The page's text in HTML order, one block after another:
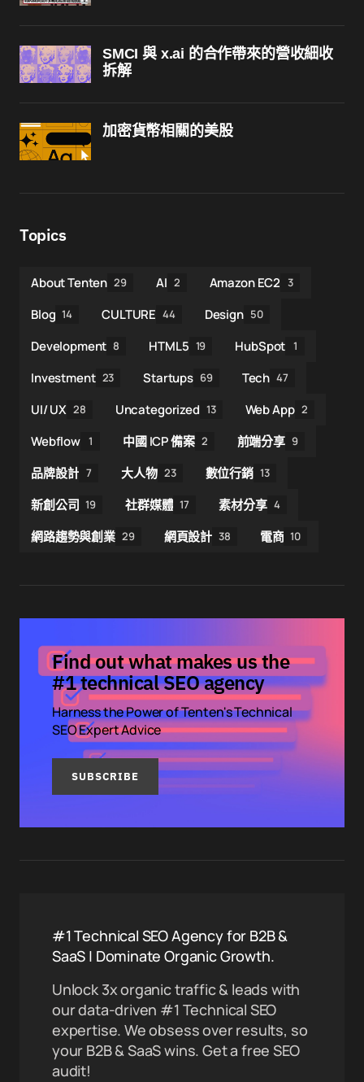
SMCI 與 x.ai 的合作帶來的營收細收
拆解
加密貨幣相關的美股
Topics
About Tenten 29 AI 2 Amazon EC2 3
Blog 14 CULTURE 44 Design 50
Development 8 HTML5 19 HubSpot 1
Investment 23 Startups 69 Tech 47
UI/ UX 28 Uncategorized 13 Web App 2
Webflow 1 中國 ICP 備案 2 前端分享 9
品牌設計 7 大人物 23 數位行銷 13
新創公司 19 社群媒體 17 素材分享 4
網路趨勢與創業 29 網頁設計 38 電商 10
Find out what makes us the
#1 technical SEO agency
Harness the Power of Tenten's Technical
SEO Expert Advice
SUBSCRIBE
#1 Technical SEO Agency for B2B &
SaaS | Dominate Organic Growth.
Unlock 3x organic traffic & leads with
our data-driven #1 Technical SEO
expertise. We obsess over results, so
your B2B & SaaS wins. Get a free SEO
audit!